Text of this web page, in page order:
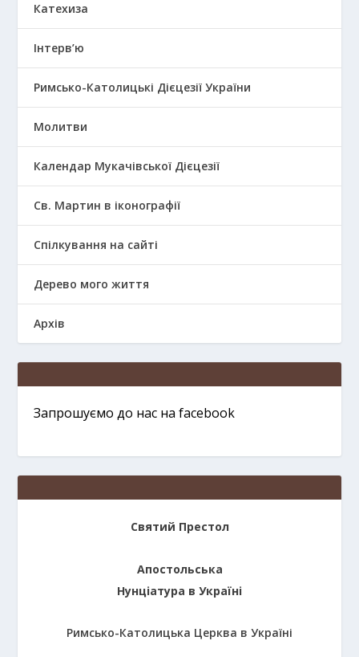
Катехиза
Інтерв’ю
Римсько-Католицькі Дієцезії України
Молитви
Календар Мукачівської Дієцезії
Св. Мартин в іконографії
Спілкування на сайті
Дерево мого життя
Архів
Запрошуємо до нас на facebook
Святий Престол
Апостольська
Нунціатура в Україні
Римсько-Католицька Церква в Україні